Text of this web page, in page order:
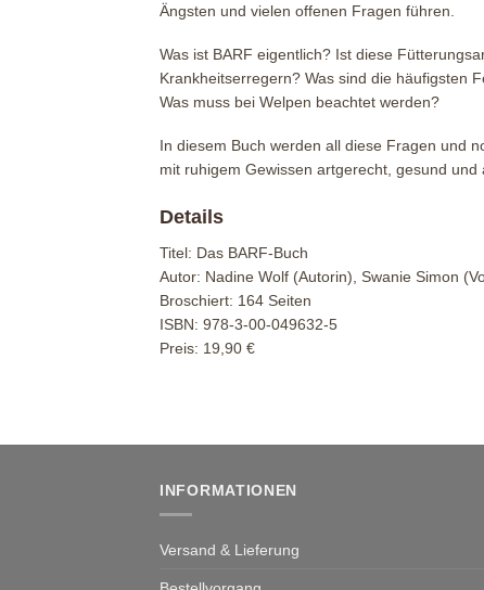
Ängsten und vielen offenen Fragen führen.
Was ist BARF eigentlich? Ist diese
Krankheitserregern? Was sind die häufigsten
Was muss bei Welpen beachtet werden?
In diesem Buch werden all diese Fragen und
mit ruhigem Gewissen artgerecht, gesund
Details
Titel: Das BARF-Buch
Autor: Nadine Wolf (Autorin), Swanie Simon
Broschiert: 164 Seiten
ISBN: 978-3-00-049632-5
Preis: 19,90 €
INFORMATIONEN
Versand & Lieferung